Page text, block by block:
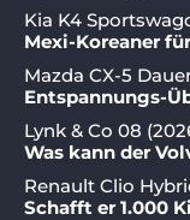
Kia K4
Mexi-Koreaner
Mazda CX-5
Entspannungs-
Lynk & Co 08
Was kann der
Renault Clio
Schafft er 1.000